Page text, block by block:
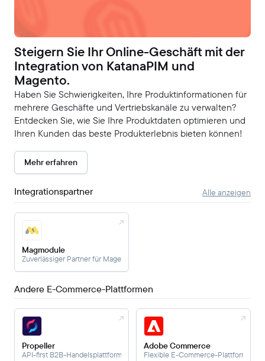
Steigern Sie Ihr Online-Geschäft mit der
Integration von KatanaPIM und
Magento.
Haben Sie Schwierigkeiten, Ihre Produktinformationen für
mehrere Geschäfte und Vertriebskanäle zu verwalten?
Entdecken Sie, wie Sie Ihre Produktdaten optimieren und
Ihren Kunden das beste Produkterlebnis bieten können!
Mehr erfahren
Integrationspartner Alle anzeigen
Magmodule
Zuverlässiger Partner für Magento- und Shopware-Plugins
Andere E-Commerce-Plattformen
Propeller
API-first B2B-Handelsplattform
Adobe Commerce
Flexible E-Commerce-Plattform.